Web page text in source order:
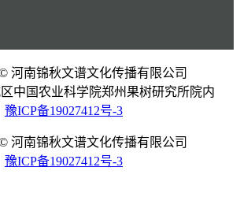
河南锦秋文谱文化传播有限公司
中国农业科学院郑州果树研究所院内
豫ICP备19027412号-3
河南锦秋文谱文化传播有限公司
豫ICP备19027412号-3